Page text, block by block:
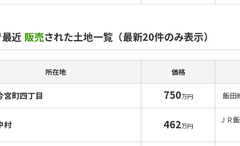
近 販売された土地一覧（最新20件のみ表示）
所在地 価格
宮町四丁目 750万円 飯
村 462万円
ＪＲ